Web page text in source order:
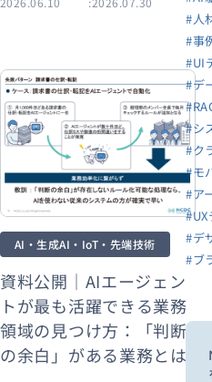
AI・生成AI・IoT・先端技術
資料公開｜AIエージェン
トが最も活躍できる業務
領域の見つけ方：「判断
の余白」がある業務とは
#人
#事
#UI
#デ
#シ
#ク
#モ
#ア
#デ
#ブ